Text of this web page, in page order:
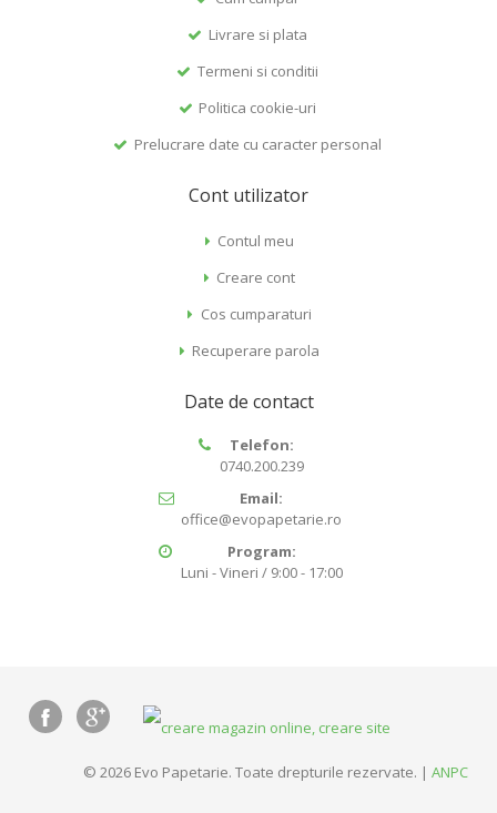
Livrare si plata
Termeni si conditii
Politica cookie-uri
Prelucrare date cu caracter personal
Cont utilizator
Contul meu
Creare cont
Cos cumparaturi
Recuperare parola
Date de contact
Telefon:
0740.200.239
Email:
office@evopapetarie.ro
Program:
Luni - Vineri / 9:00 - 17:00
© 2026 Evo Papetarie. Toate drepturile rezervate. | ANPC